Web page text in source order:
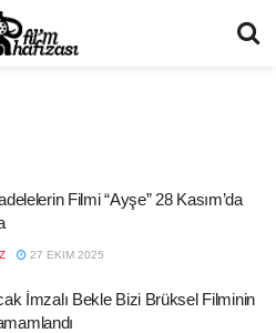
Filmi “Ayşe” 28 Kasım’da
27 EKIM 2025
İmzalı Bekle Bizi Brüksel Filminin